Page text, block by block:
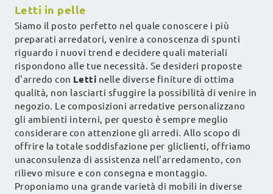
Letti in pelle
Siamo il posto perfetto nel quale conoscere i più
preparati arredatori, venire a conoscenza di spunti
riguardo i nuovi trend e decidere quali materiali
rispondono alle tue necessità. Se desideri proposte
d'arredo con Letti nelle diverse finiture di ottima
qualità, non lasciarti sfuggire la possibilità di venire in
negozio. Le composizioni arredative personalizzano
gli ambienti interni, per questo è sempre meglio
considerare con attenzione gli arredi. Allo scopo di
offrire la totale soddisfazione per gliclienti, offriamo
unaconsulenza di assistenza nell'arredamento, con
rilievo misure e con consegna e montaggio.
Proponiamo una grande varietà di mobili in diverse